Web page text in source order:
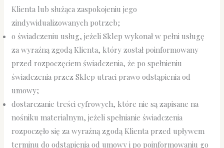
Klienta lub służąca zaspokojeniu jego
zindywidualizowanych potrzeb;
o świadczeniu usług, jeżeli Sklep wykonał w pełni usługę
za wyraźną zgodą Klienta, który został poinformowany
przed rozpoczęciem świadczenia, że po spełnieniu
świadczenia przez Sklep utraci prawo odstąpienia od
umowy;
dostarczanie treści cyfrowych, które nie są zapisane na
nośniku materialnym, jeżeli spełnianie świadczenia
rozpoczęło się za wyraźną zgodą Klienta przed upływem
terminu do odstąpienia od umowy i po poinformowaniu go